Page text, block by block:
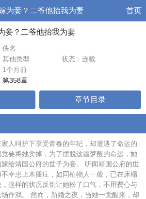
为妾？二爷他抬我为妻 首页
妾？二爷他抬我为妻
佚名
其他类型
状态：连载
1个月前
第358章
章节目录
人呵护下享受青春的年纪，却遭遇了命运的
要将她卖掉，为了摆脱这噩梦般的命运，她
给靖国公府的世子为妾。 听闻靖国公府的世
幸患上木僵症，如同植物人一般，已在床榻
，这样的状况反倒让她松了口气，不用费心与
作戏。 然而，新婚之夜，当她一觉醒来，却